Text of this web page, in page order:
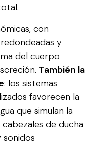
con
y
del cuerpo
También la
: los sistemas
favorecen la
que simulan la
de ducha
sonidos